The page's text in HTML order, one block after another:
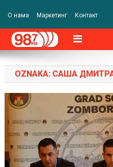
О нама Маркетинг Контакт
OZNAKA: САША